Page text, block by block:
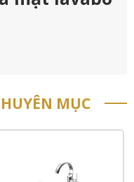
MỤC